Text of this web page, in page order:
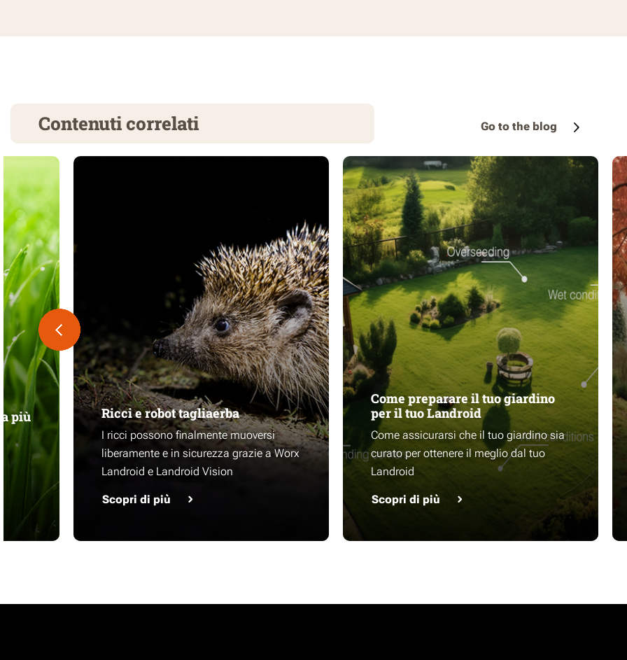
Contenuti correlati Go to the blog
più Ricci e robot tagliaerba
I ricci possono finalmente muoversi
liberamente e in sicurezza grazie a Worx
Landroid e Landroid Vision
Scopri di più
Come preparare il tuo giardino
per il tuo Landroid
Come assicurarsi che il tuo giardino sia
curato per ottenere il meglio dal tuo
Landroid
Scopri di più